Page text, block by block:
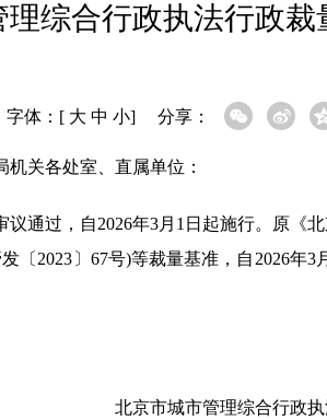
综合行政执法行政裁
分享：
字体：[ 大 中 小]
关各处室、直属单位：
通过，自2026年3月1日起施行。原《
2023〕67号)等裁量基准，自2026年3
北京市城市管理综合行政执